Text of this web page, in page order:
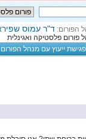
הפורום: ד"ר עמוס
פורום פלסטיקה ואגינלית
ייעוץ עם מנהל הפורום